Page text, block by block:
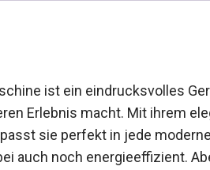
ist ein eindrucksvolles
Erlebnis macht. Mit ihrem
sie perfekt in jede
auch noch energieeffizient.